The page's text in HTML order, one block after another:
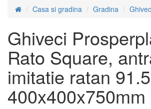
Casa si gradina Gradina
Ghiveci
Rato Square,
imitatie ratan
400x400x750mm